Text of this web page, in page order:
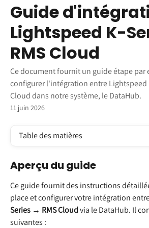
Guide
Lightspeed K-
RMS Cloud
Ce document fournit un guide étape par
configurer l'intégration entre Lightspeed
Cloud dans notre système, le DataHub.
11 juin 2026
Table des matières
Aperçu du guide
Ce guide fournit des instructions
place et configurer votre intégration
Series → RMS Cloud via le DataHub. Il
suivantes :